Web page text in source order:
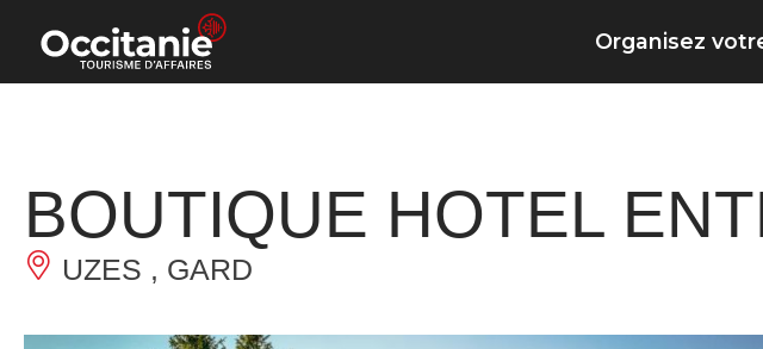
Panneau de gestion des cookies
Organisez
BOUTIQUE HOTEL
UZES , GARD